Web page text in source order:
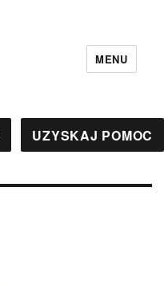
MENU
UZYSKAJ POMOC